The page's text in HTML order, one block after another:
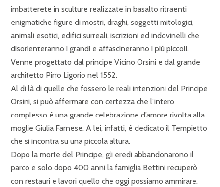
imbatterete in sculture realizzate in basalto ritraenti
enigmatiche figure di mostri, draghi, soggetti mitologici,
animali esotici, edifici surreali, iscrizioni ed indovinelli che
disorienteranno i grandi e affascineranno i più piccoli.
Venne progettato dal principe Vicino Orsini e dal grande
architetto Pirro Ligorio nel 1552.
Al di là di quelle che fossero le reali intenzioni del Principe
Orsini, si può affermare con certezza che l’intero
complesso è una grande celebrazione d’amore rivolta alla
moglie Giulia Farnese. A lei, infatti, è dedicato il Tempietto
che si incontra su una piccola altura.
Dopo la morte del Principe, gli eredi abbandonarono il
parco e solo dopo 400 anni la famiglia Bettini recuperò
con restauri e lavori quello che oggi possiamo ammirare.